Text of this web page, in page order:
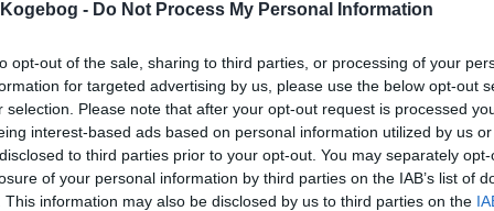
- Do Not Process My Personal Information
opt-out of the sale, sharing to third parties, or processing of your
for targeted advertising by us, please use the below opt-out
selection. Please note that after your opt-out request is processed
interest-based ads based on personal information utilized by us
to third parties prior to your opt-out. You may separately
of your personal information by third parties on the IAB’s list of
This information may also be disclosed by us to third parties on the